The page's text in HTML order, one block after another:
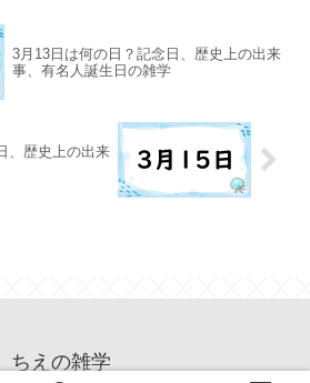
3月13日は何の日？記念日、歴史上の出来
事、有名人誕生日の雑学
、歴史上の出来
ちえの雑学